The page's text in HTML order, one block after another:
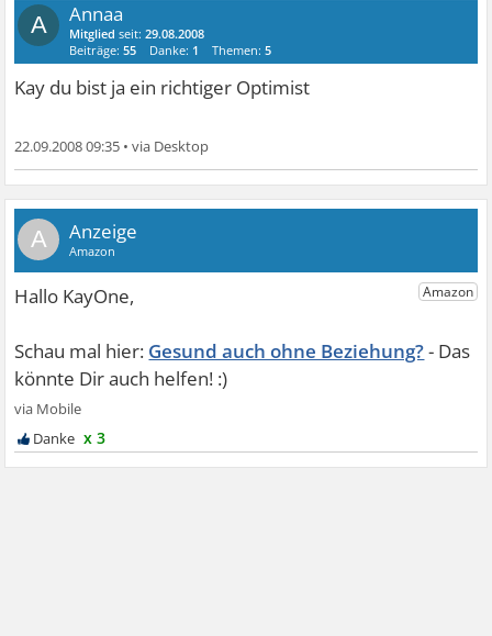
A Annaa
Mitglied seit:29.08.2008
Beiträge:55 Danke: 1 Themen:5
Kay du bist ja ein richtiger Optimist
22.09.2008 09:35 •
A
Gesund auch ohne Beziehung?
x 3